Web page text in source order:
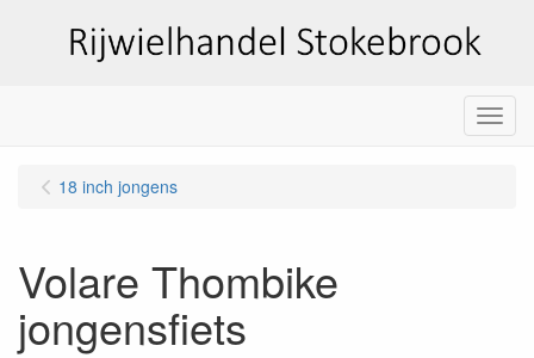
Menu
18 inch jongens
Volare Thombike
jongensfiets